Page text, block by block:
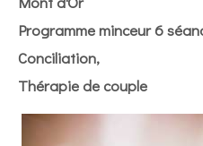
Programme minceur 6
Conciliation,
Thérapie de couple